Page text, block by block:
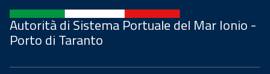
Autorità di Sistema Portuale del Mar Ionio -
Porto di Taranto